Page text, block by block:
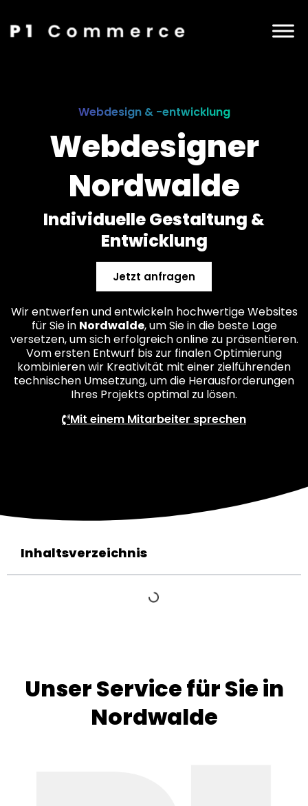
Webdesign & -entwicklung
Webdesigner
Nordwalde
Individuelle Gestaltung &
Entwicklung
Jetzt anfragen
Wir entwerfen und entwickeln hochwertige Websites
für Sie in Nordwalde, um Sie in die beste Lage
versetzen, um sich erfolgreich online zu präsentieren.
Vom ersten Entwurf bis zur finalen Optimierung
kombinieren wir Kreativität mit einer zielführenden
technischen Umsetzung, um die Herausforderungen
Ihres Projekts optimal zu lösen.
Mit einem Mitarbeiter sprechen
Inhaltsverzeichnis
Unser Service für Sie in
Nordwalde